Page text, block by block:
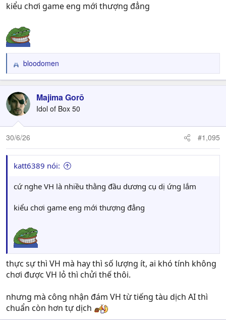
kiểu chơi game eng mới thượng đẳng
R
e
c
t
i
o
n
:
bloodomen
Majima Gorō
Idol of Box 50
30/6/26 #1,095
katt6389 nói:
cứ nghe VH là nhiều thằng đầu dương cụ dị ứng lắm
kiểu chơi game eng mới thượng đẳng
thực sự thì VH mà hay thì số lượng ít, ai khó tính không
chơi được VH lỏ thì chửi thế thôi.
nhưng mà công nhận đám VH từ tiếng tàu dịch AI thì
chuẩn còn hơn tự dịch